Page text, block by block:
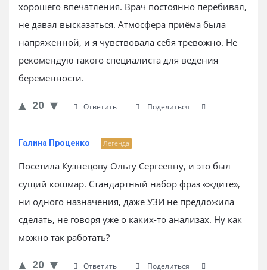
хорошего впечатления. Врач постоянно перебивал,
не давал высказаться. Атмосфера приёма была
напряжённой, и я чувствовала себя тревожно. Не
рекомендую такого специалиста для ведения
беременности.
20 Ответить Поделиться
Галина Проценко Легенда
Посетила Кузнецову Ольгу Сергеевну, и это был
сущий кошмар. Стандартный набор фраз «ждите»,
ни одного назначения, даже УЗИ не предложила
сделать, не говоря уже о каких-то анализах. Ну как
можно так работать?
20 Ответить Поделиться